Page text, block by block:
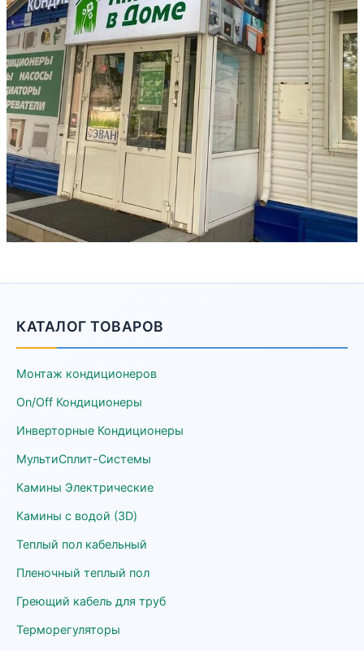
КАТАЛОГ ТОВАРОВ
Монтаж кондиционеров
On/Off Кондиционеры
Инверторные Кондиционеры
МультиСплит-Системы
Камины Электрические
Камины с водой (3D)
Теплый пол кабельный
Пленочный теплый пол
Греющий кабель для труб
Терморегуляторы